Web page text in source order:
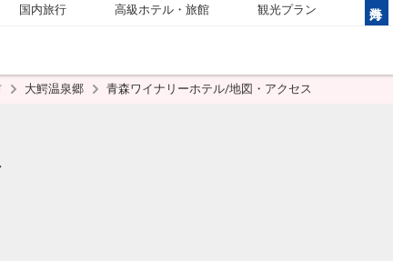
国内旅行 高級ホテル・旅館 観光プラン
大鰐温泉郷 青森ワイナリーホテル/地図・アクセス